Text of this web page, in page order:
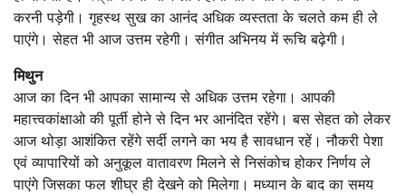
करनी पड़ेगी। गृहस्थ सुख का आनंद अधिक व्यस्तता के चलते कम ही ले
पाएंगे। सेहत भी आज उत्तम रहेगी। संगीत अभिनय में रूचि बढ़ेगी।
मिथुन
आज का दिन भी आपका सामान्य से अधिक उत्तम रहेगा। आपकी
महात्त्वकांक्षाओ की पूर्ती होने से दिन भर आनंदित रहेंगे। बस सेहत को लेकर
आज थोड़ा आशंकित रहेंगे सर्दी लगने का भय है सावधान रहें। नौकरी पेशा
एवं व्यापारियों को अनुकूल वातावरण मिलने से निसंकोच होकर निर्णय ले
पाएंगे जिसका फल शीघ्र ही देखने को मिलेगा। मध्यान के बाद का समय